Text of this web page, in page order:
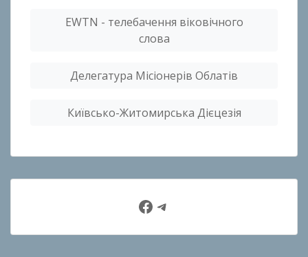
EWTN - телебачення віковічного
слова
Делегатура Місіонерів Облатів
Київсько-Житомирська Дієцезія
Facebook
Telegram